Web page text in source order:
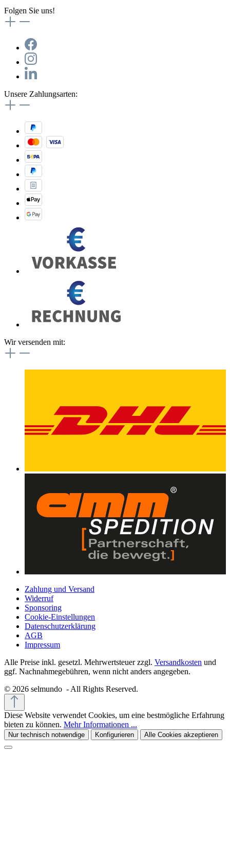
Folgen Sie uns!
Unsere Zahlungsarten:
Wir versenden mit:
Zahlung und Versand
Widerruf
Sponsoring
Cookie-Einstellungen
Datenschutzerklärung
AGB
Impressum
Alle Preise inkl. gesetzl. Mehrwertsteuer zzgl. Versandkosten und
ggf. Nachnahmegebühren, wenn nicht anders angegeben.
© 2026 selmundo - All Rights Reserved.
Diese Website verwendet Cookies, um eine bestmögliche Erfahrung
bieten zu können. Mehr Informationen ...
Nur technisch notwendige Konfigurieren Alle Cookies akzeptieren